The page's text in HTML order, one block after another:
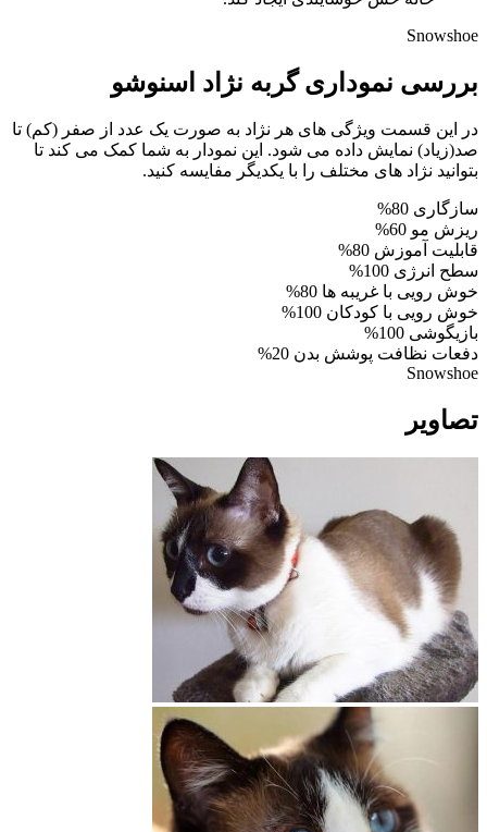
Snowshoe
بررسی نموداری گربه نژاد اسنوشو
در این قسمت ویژگی های هر نژاد به صورت یک عدد از صفر (کم) تا
صد(زیاد) نمایش داده می شود. این نمودار به شما کمک می کند تا
بتوانید نژاد های مختلف را با یکدیگر مفایسه کنید.
سازگاری 80%
ریزش مو 60%
قابلیت آموزش 80%
سطح انرژی 100%
خوش رویی با غریبه ها 80%
خوش رویی با کودکان 100%
بازیگوشی 100%
دفعات نظافت پوشش بدن 20%
Snowshoe
تصاویر